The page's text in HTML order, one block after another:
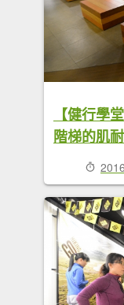
【健行學
階梯的肌